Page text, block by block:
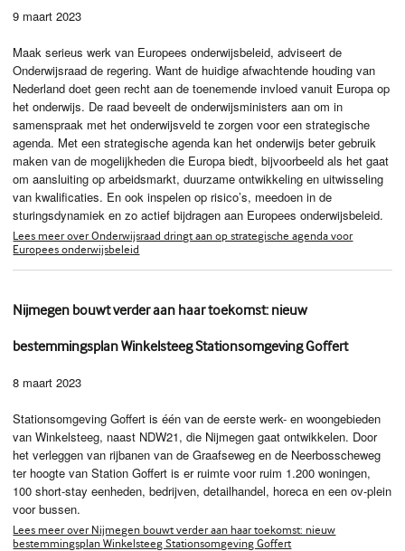
9 maart 2023
Maak serieus werk van Europees onderwijsbeleid, adviseert de
Onderwijsraad de regering. Want de huidige afwachtende houding van
Nederland doet geen recht aan de toenemende invloed vanuit Europa op
het onderwijs. De raad beveelt de onderwijsministers aan om in
samenspraak met het onderwijsveld te zorgen voor een strategische
agenda. Met een strategische agenda kan het onderwijs beter gebruik
maken van de mogelijkheden die Europa biedt, bijvoorbeeld als het gaat
om aansluiting op arbeidsmarkt, duurzame ontwikkeling en uitwisseling
van kwalificaties. En ook inspelen op risico’s, meedoen in de
sturingsdynamiek en zo actief bijdragen aan Europees onderwijsbeleid.
Lees meer over Onderwijsraad dringt aan op strategische agenda voor
Europees onderwijsbeleid
Nijmegen bouwt verder aan haar toekomst: nieuw
bestemmingsplan Winkelsteeg Stationsomgeving Goffert
8 maart 2023
Stationsomgeving Goffert is één van de eerste werk- en woongebieden
van Winkelsteeg, naast NDW21, die Nijmegen gaat ontwikkelen. Door
het verleggen van rijbanen van de Graafseweg en de Neerbosscheweg
ter hoogte van Station Goffert is er ruimte voor ruim 1.200 woningen,
100 short-stay eenheden, bedrijven, detailhandel, horeca en een ov-plein
voor bussen.
Lees meer over Nijmegen bouwt verder aan haar toekomst: nieuw
bestemmingsplan Winkelsteeg Stationsomgeving Goffert